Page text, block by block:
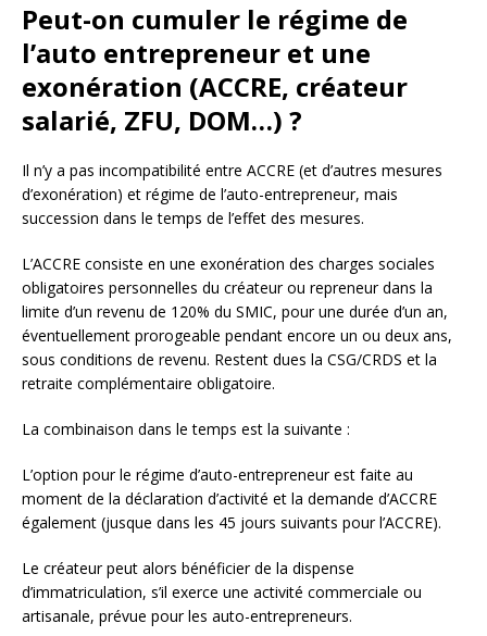
Peut-on cumuler le régime de
l’auto entrepreneur et une
exonération (ACCRE, créateur
salarié, ZFU, DOM…) ?
Il n’y a pas incompatibilité entre ACCRE (et d’autres mesures
d’exonération) et régime de l’auto-entrepreneur, mais
succession dans le temps de l’effet des mesures.
L’ACCRE consiste en une exonération des charges sociales
obligatoires personnelles du créateur ou repreneur dans la
limite d’un revenu de 120% du SMIC, pour une durée d’un an,
éventuellement prorogeable pendant encore un ou deux ans,
sous conditions de revenu. Restent dues la CSG/CRDS et la
retraite complémentaire obligatoire.
La combinaison dans le temps est la suivante :
L’option pour le régime d’auto-entrepreneur est faite au
moment de la déclaration d’activité et la demande d’ACCRE
également (jusque dans les 45 jours suivants pour l’ACCRE).
Le créateur peut alors bénéficier de la dispense
d’immatriculation, s’il exerce une activité commerciale ou
artisanale, prévue pour les auto-entrepreneurs.